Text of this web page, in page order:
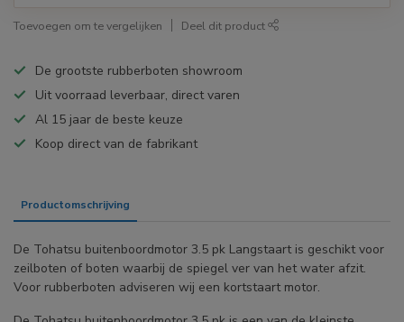
Toevoegen om te vergelijken Deel dit product
De grootste rubberboten showroom
Uit voorraad leverbaar, direct varen
Al 15 jaar de beste keuze
Koop direct van de fabrikant
Productomschrijving
De Tohatsu buitenboordmotor 3.5 pk Langstaart is geschikt voor
zeilboten of boten waarbij de spiegel ver van het water afzit.
Voor rubberboten adviseren wij een kortstaart motor.